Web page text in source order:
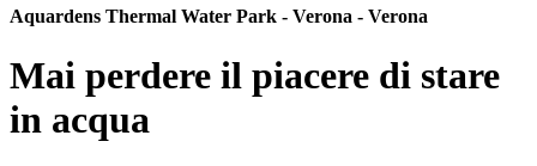
Aquardens Thermal Water Park - Verona - Verona
Mai perdere il piacere di stare
in acqua